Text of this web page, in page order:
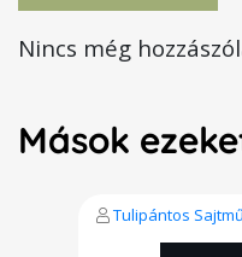
Nincs még
Mások
Tulipántos